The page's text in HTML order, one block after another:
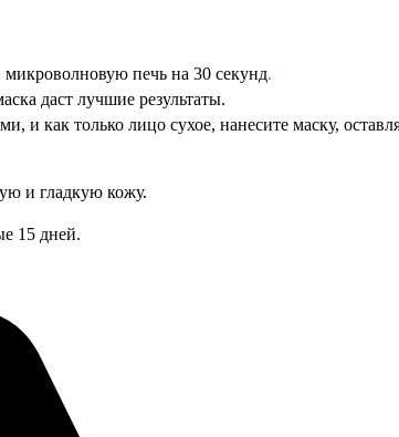
печь на 30 секунд.
даст лучшие результаты.
как только лицо сухое, нанесите маску,
и гладкую кожу.
15 дней.